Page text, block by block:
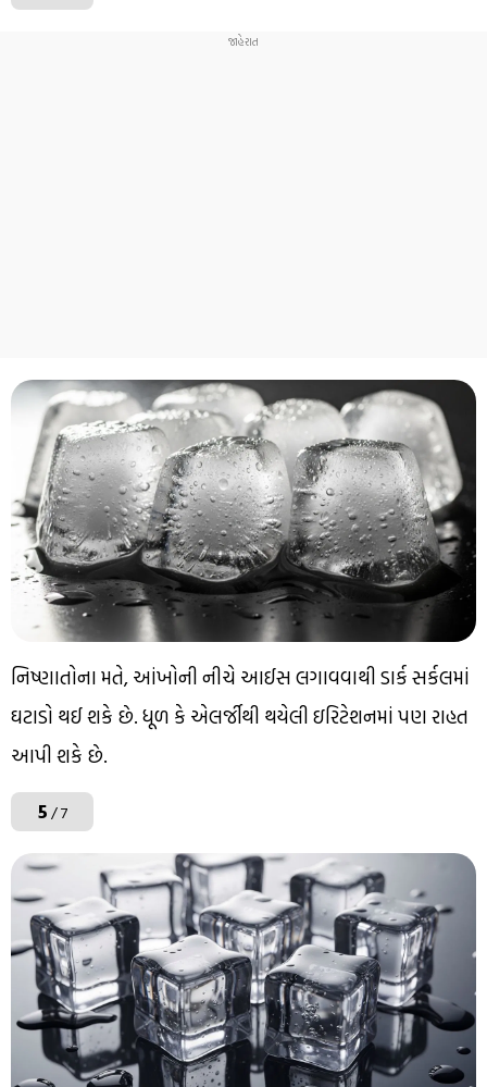
નિષ્ણાતોના મતે, આંખોની નીચે આઈસ લગાવવાથી ડાર્ક સર્કલમાં
ઘટાડો થઈ શકે છે. ધૂળ કે એલર્જીથી થયેલી ઇરિટેશનમાં પણ રાહત
આપી શકે છે.
5/ 7